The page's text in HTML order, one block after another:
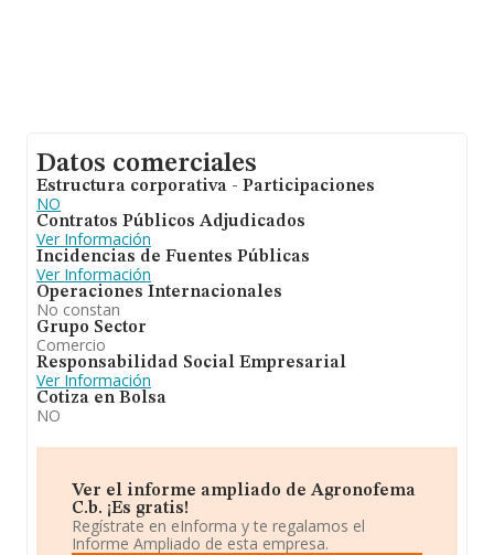
Datos comerciales
Estructura corporativa - Participaciones
NO
Contratos Públicos Adjudicados
Ver Información
Incidencias de Fuentes Públicas
Ver Información
Operaciones Internacionales
No constan
Grupo Sector
Comercio
Responsabilidad Social Empresarial
Ver Información
Cotiza en Bolsa
NO
Ver el informe ampliado de Agronofema
C.b. ¡Es gratis!
Regístrate en eInforma y te regalamos el
Informe Ampliado de esta empresa.